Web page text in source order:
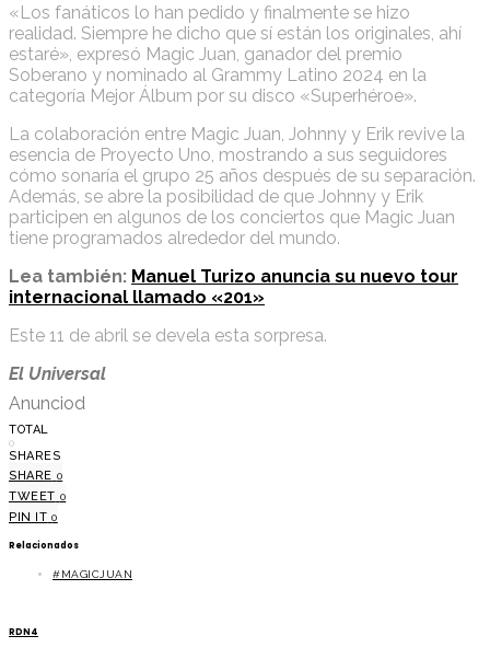
«Los fanáticos lo han pedido y finalmente se hizo
realidad. Siempre he dicho que sí están los originales, ahí
estaré», expresó Magic Juan, ganador del premio
Soberano y nominado al Grammy Latino 2024 en la
categoría Mejor Álbum por su disco «Superhéroe».
La colaboración entre Magic Juan, Johnny y Erik revive la
esencia de Proyecto Uno, mostrando a sus seguidores
cómo sonaría el grupo 25 años después de su separación.
Además, se abre la posibilidad de que Johnny y Erik
participen en algunos de los conciertos que Magic Juan
tiene programados alrededor del mundo.
Lea también: Manuel Turizo anuncia su nuevo tour
internacional llamado «201»
Este 11 de abril se devela esta sorpresa.
El Universal
Anunciod
TOTAL
0
SHARES
SHARE 0
TWEET 0
PIN IT 0
Relacionados
#MAGICJUAN
RDN4